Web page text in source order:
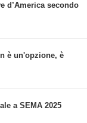
d’America secondo
è un'opzione, è
a SEMA 2025